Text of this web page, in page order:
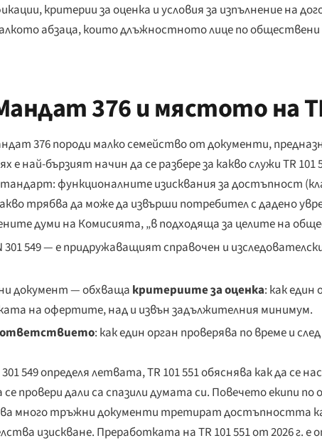
критерии за оценка и условия за изпълнение на
абзаца, които длъжностното лице по обществени
376 и мястото на
376 породи малко семейство от документи,
най-бързият начин да се разбере за какво служи TR 101
функционалните изисквания за достъпност
трябва да може да извърши потребител с дадено
думи на Комисията, „в подходяща за целите на
549— е придружаващият справочен и
документ — обхваща критериите за оценка: как
на офертите, над и извън задължителния минимум.
: как един орган проверява по време и
549 определя летвата, TR 101 551 обяснява как да се
се провери дали са спазили думата си. Повечето екипи
много тръжни документи третират достъпността
изискване. Преработката на TR 101 551 от 2026 г. е